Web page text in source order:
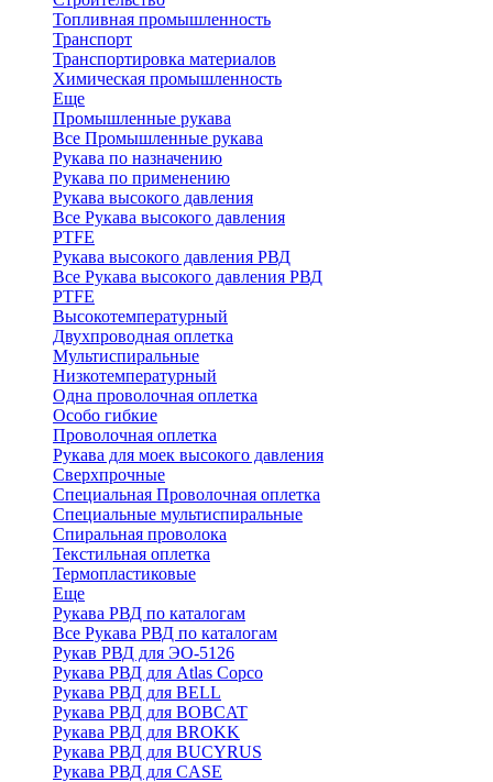
Топливная промышленность
Транспорт
Транспортировка материалов
Химическая промышленность
Еще
Промышленные рукава
Все Промышленные рукава
Рукава по назначению
Рукава по применению
Рукава высокого давления
Все Рукава высокого давления
PTFE
Рукава высокого давления РВД
Все Рукава высокого давления РВД
PTFE
Высокотемпературный
Двухпроводная оплетка
Мультиспиральные
Низкотемпературный
Одна проволочная оплетка
Особо гибкие
Проволочная оплетка
Рукава для моек высокого давления
Сверхпрочные
Специальная Проволочная оплетка
Специальные мультиспиральные
Спиральная проволока
Текстильная оплетка
Термопластиковые
Еще
Рукава РВД по каталогам
Все Рукава РВД по каталогам
Рукав РВД для ЭО-5126
Рукава РВД для Atlas Copco
Рукава РВД для BELL
Рукава РВД для BOBCAT
Рукава РВД для BROKK
Рукава РВД для BUCYRUS
Рукава РВД для CASE